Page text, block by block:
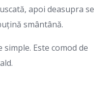
apoi deasupra se
smântână.
Este comod de